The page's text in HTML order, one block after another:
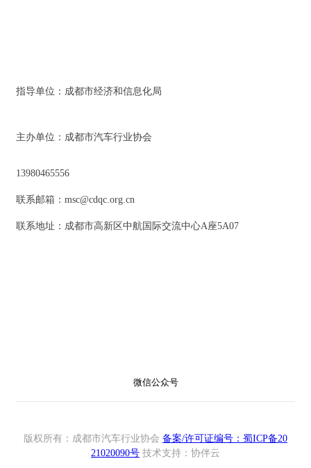
指导单位：成都市经济和信息化局
主办单位：成都市汽车行业协会
13980465556
联系邮箱：msc@cdqc.org.cn
联系地址：成都市高新区中航国际交流中心A座5A07
微信公众号
版权所有：成都市汽车行业协会 备案/许可证编号：蜀ICP备20
21020090号 技术支持：协伴云